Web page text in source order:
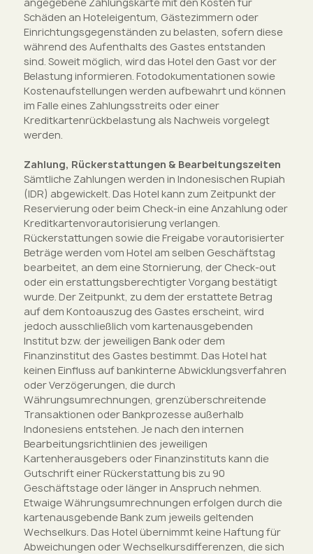
Schäden an Hoteleigentum, Gästezimmern oder
Einrichtungsgegenständen zu belasten, sofern diese
während des Aufenthalts des Gastes entstanden
sind. Soweit möglich, wird das Hotel den Gast vor der
Belastung informieren. Fotodokumentationen sowie
Kostenaufstellungen werden aufbewahrt und können
im Falle eines Zahlungsstreits oder einer
Kreditkartenrückbelastung als Nachweis vorgelegt
werden.
Zahlung, Rückerstattungen & Bearbeitungszeiten
Sämtliche Zahlungen werden in Indonesischen Rupiah
(IDR) abgewickelt. Das Hotel kann zum Zeitpunkt der
Reservierung oder beim Check-in eine Anzahlung oder
Kreditkartenvorautorisierung verlangen.
Rückerstattungen sowie die Freigabe vorautorisierter
Beträge werden vom Hotel am selben Geschäftstag
bearbeitet, an dem eine Stornierung, der Check-out
oder ein erstattungsberechtigter Vorgang bestätigt
wurde. Der Zeitpunkt, zu dem der erstattete Betrag
auf dem Kontoauszug des Gastes erscheint, wird
jedoch ausschließlich vom kartenausgebenden
Institut bzw. der jeweiligen Bank oder dem
Finanzinstitut des Gastes bestimmt. Das Hotel hat
keinen Einfluss auf bankinterne Abwicklungsverfahren
oder Verzögerungen, die durch
Währungsumrechnungen, grenzüberschreitende
Transaktionen oder Bankprozesse außerhalb
Indonesiens entstehen. Je nach den internen
Bearbeitungsrichtlinien des jeweiligen
Kartenherausgebers oder Finanzinstituts kann die
Gutschrift einer Rückerstattung bis zu 90
Geschäftstage oder länger in Anspruch nehmen.
Etwaige Währungsumrechnungen erfolgen durch die
kartenausgebende Bank zum jeweils geltenden
Wechselkurs. Das Hotel übernimmt keine Haftung für
Abweichungen oder Wechselkursdifferenzen, die sich